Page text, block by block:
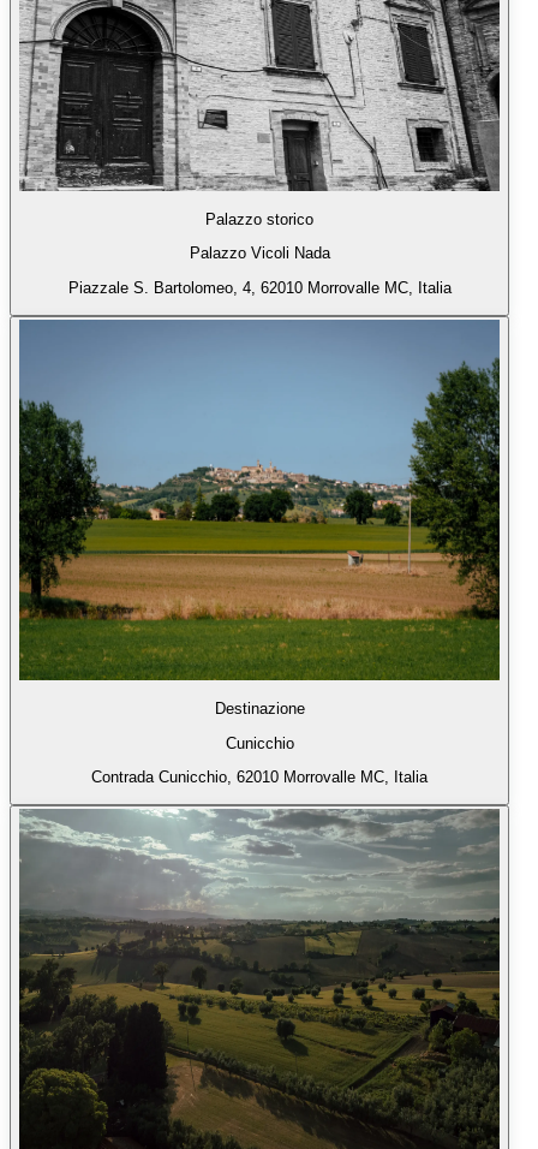
Palazzo storico
Palazzo Vicoli Nada
Piazzale S. Bartolomeo, 4, 62010 Morrovalle MC, Italia
Destinazione
Cunicchio
Contrada Cunicchio, 62010 Morrovalle MC, Italia